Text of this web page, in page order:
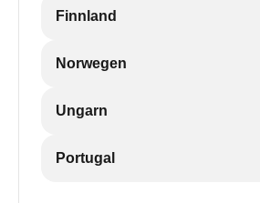
Finnland
Norwegen
Ungarn
Portugal